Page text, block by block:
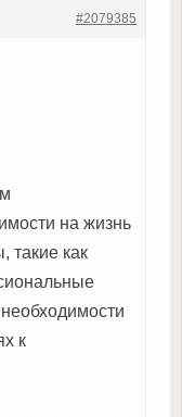
#2079385
на жизнь
такие как
к